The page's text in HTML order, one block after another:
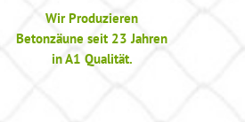
Wir Produzieren
Betonzäune seit 23 Jahren
in A1 Qualität.